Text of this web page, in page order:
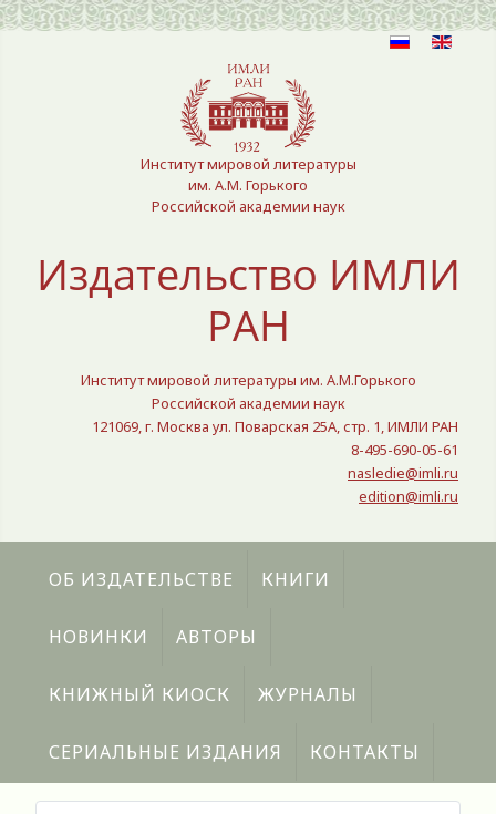
Выберите язык
Институт мировой литературы
им. А.М. Горького
Российской академии наук
Издательство ИМЛИ
РАН
Институт мировой литературы им. А.М.Горького
Российской академии наук
121069, г. Москва ул. Поварская 25A, стр. 1, ИМЛИ РАН
8-495-690-05-61
nasledie@imli.ru
edition@imli.ru
ОБ ИЗДАТЕЛЬСТВЕ КНИГИ
НОВИНКИ АВТОРЫ
КНИЖНЫЙ КИОСК ЖУРНАЛЫ
СЕРИАЛЬНЫЕ ИЗДАНИЯ КОНТАКТЫ